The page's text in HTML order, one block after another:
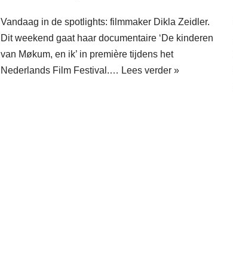
Vandaag in de spotlights: filmmaker Dikla Zeidler.
Dit weekend gaat haar documentaire ‘De kinderen
van Møkum, en ik’ in première tijdens het
Nederlands Film Festival.… Lees verder »